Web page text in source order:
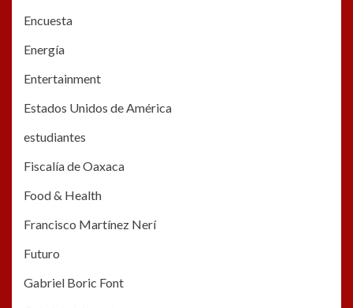
Encuesta
Energía
Entertainment
Estados Unidos de América
estudiantes
Fiscalía de Oaxaca
Food & Health
Francisco Martínez Nerí
Futuro
Gabriel Boric Font